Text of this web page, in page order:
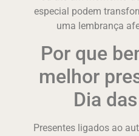
especial podem
uma lembrança
Por que
melhor
Dia
Presentes ligados ao